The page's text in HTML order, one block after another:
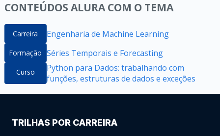
CONTEÚDOS ALURA COM O TEMA
Carreira Engenharia de Machine Learning
Formação Séries Temporais e Forecasting
Curso
Python para Dados: trabalhando com
funções, estruturas de dados e exceções
TRILHAS POR CARREIRA